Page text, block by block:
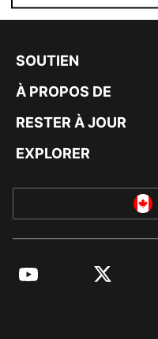
SOUTIEN
À PROPOS DE
RESTER À JOUR
EXPLORER
YouTube Twitter